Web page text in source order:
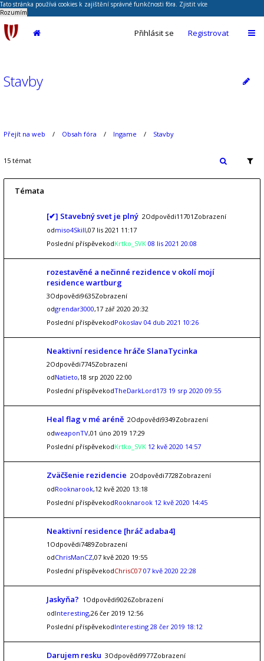
Tato stránka používá cookies k zajištění správné funkčnosti fóra. Zjistit více
Rozumím
Přihlásit se Registrovat
Stavby
Přejít na web Obsah fóra Ingame Stavby
15 témat
Témata
[✔] Stavebný svet je plný 2Odpovědi11701Zobrazení
odmiso4Skill,07 lis 2021 11:17
Poslední příspěvekodKrtko_SVK 08 lis 2021 20:08
rozestavěné a nečinné rezidence v okolí mojí
residence wartburg
3Odpovědi9635Zobrazení
odgrendar3000,17 zář 2020 20:32
Poslední příspěvekodPokoslav 04 dub 2021 10:26
Neaktivní residence hráče SlanaTycinka
2Odpovědi7745Zobrazení
odNatieto,18 srp 2020 22:00
Poslední příspěvekodTheDarkLord173 19 srp 2020 09:55
Heal flag v mé aréně 2Odpovědi9349Zobrazení
odweaponTV,01 úno 2019 17:29
Poslední příspěvekodKrtko_SVK 12 kvě 2020 14:57
Zväčšenie rezidencie 2Odpovědi7728Zobrazení
odRooknarook,12 kvě 2020 13:18
Poslední příspěvekodRooknarook 12 kvě 2020 14:45
Neaktivní residence [hráč adaba4]
1Odpovědi7489Zobrazení
odChrisManCZ,07 kvě 2020 19:55
Poslední příspěvekodChrisC07 07 kvě 2020 22:28
Jaskyňa? 1Odpovědi9026Zobrazení
odInteresting,26 čer 2019 12:56
Poslední příspěvekodInteresting 28 čer 2019 18:12
Darujem resku 3Odpovědi9977Zobrazení